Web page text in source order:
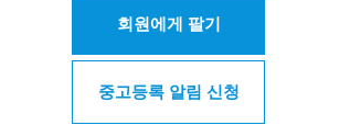
회원에게 팔기
중고등록 알림 신청